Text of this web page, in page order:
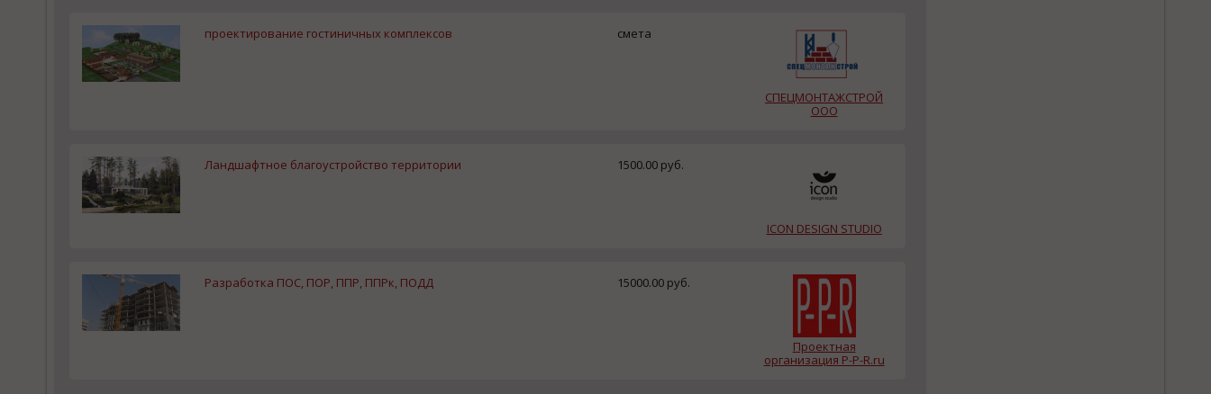
проектирование гостиничных комплексов смета
СПЕЦМОНТАЖСТРОЙ
ООО
Ландшафтное благоустройство территории 1500.00 руб.
ICON DESIGN STUDIO
Разработка ПОС, ПОР, ППР, ППРк, ПОДД 15000.00 руб.
Проектная
организация P-P-R.ru